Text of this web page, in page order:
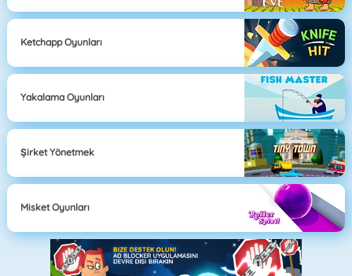
Ketchapp Oyunları
Yakalama Oyunları
Şirket Yönetmek
Misket Oyunları